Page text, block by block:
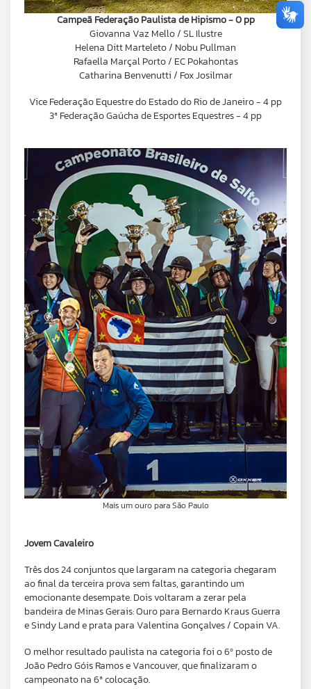
Campeã Federação Paulista de Hipismo - 0 pp
Giovanna Vaz Mello / SL Ilustre
Helena Ditt Marteleto / Nobu Pullman
Rafaella Marçal Porto / EC Pokahontas
Catharina Benvenutti / Fox Josilmar
Vice Federação Equestre do Estado do Rio de Janeiro - 4 pp
3ª Federação Gaúcha de Esportes Equestres - 4 pp
Mais um ouro para São Paulo
Jovem Cavaleiro
Três dos 24 conjuntos que largaram na categoria chegaram
ao final da terceira prova sem faltas, garantindo um
emocionante desempate. Dois voltaram a zerar pela
bandeira de Minas Gerais: Ouro para Bernardo Kraus Guerra
e Sindy Land e prata para Valentina Gonçalves / Copain VA.
O melhor resultado paulista na categoria foi o 6º posto de
João Pedro Góis Ramos e Vancouver, que finalizaram o
campeonato na 6ª colocação.